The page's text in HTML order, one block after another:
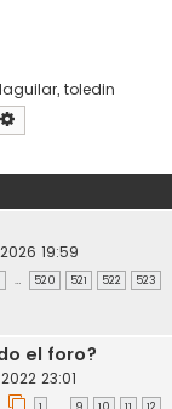
, toledin
19:59
… 520 521 522 523
el foro?
23:01